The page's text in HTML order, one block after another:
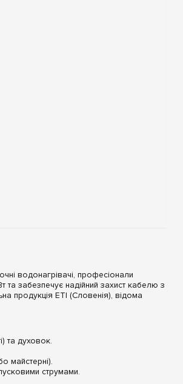
водонагрівачі, професіонали
забезпечує надійний захист кабелю з
продукція ETI (Словенія), відома
та духовок.
майстерні).
струмами.